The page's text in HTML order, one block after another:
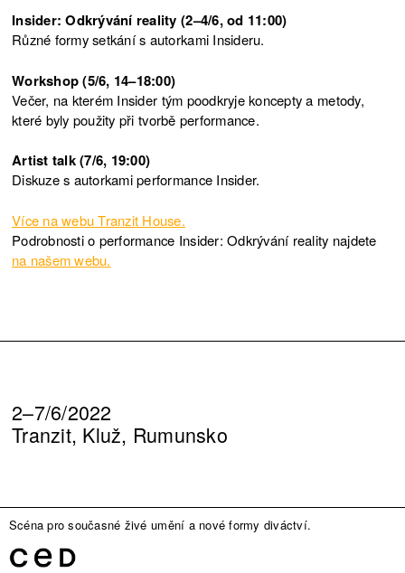
Insider: Odkrývání reality (2–4/6, od 11:00)
Různé formy setkání s autorkami Insideru.
Workshop (5/6, 14–18:00)
Večer, na kterém Insider tým poodkryje koncepty a metody,
které byly použity při tvorbě performance.
Artist talk (7/6, 19:00)
Diskuze s autorkami performance Insider.
Více na webu Tranzit House.
Podrobnosti o performance Insider: Odkrývání reality najdete
na našem webu.
2–7/6/2022
Tranzit, Kluž, Rumunsko
Scéna pro současné živé umění a nové formy diváctví.